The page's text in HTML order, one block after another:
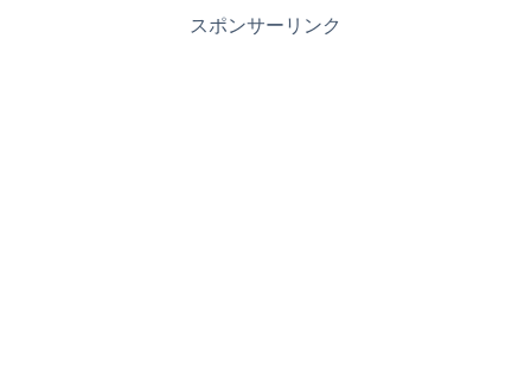
スポンサーリンク